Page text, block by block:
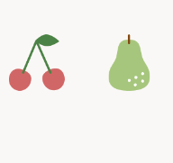
イコン5 アイコン6